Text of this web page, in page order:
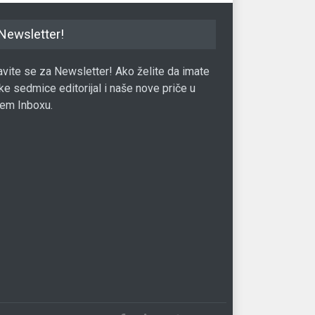
se za Newsletter! Ako želite da imate
sedmice editorijal i naše nove priče u
Inboxu.